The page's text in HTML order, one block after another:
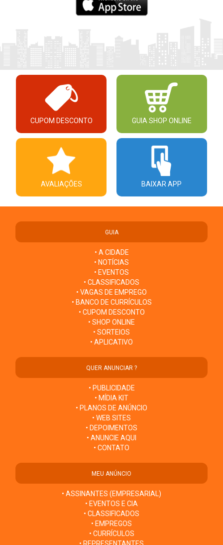
CUPOM DESCONTO GUIA SHOP ONLINE
AVALIAÇÕES BAIXAR APP
GUIA
• A CIDADE
• NOTÍCIAS
• EVENTOS
• CLASSIFICADOS
• VAGAS DE EMPREGO
• BANCO DE CURRÍCULOS
• CUPOM DESCONTO
• SHOP ONLINE
• SORTEIOS
• APLICATIVO
QUER ANUNCIAR ?
• PUBLICIDADE
• MÍDIA KIT
• PLANOS DE ANÚNCIO
• WEB SITES
• DEPOIMENTOS
• ANUNCIE AQUI
• CONTATO
MEU ANÚNCIO
• ASSINANTES (EMPRESARIAL)
• EVENTOS E CIA
• CLASSIFICADOS
• EMPREGOS
• CURRÍCULOS